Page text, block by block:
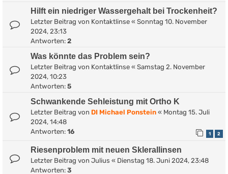
Hilft ein niedriger Wassergehalt bei Trockenheit?
Letzter Beitrag von Kontaktlinse « Sonntag 10. November
2024, 23:13
Antworten: 2
Was könnte das Problem sein?
Letzter Beitrag von Kontaktlinse « Samstag 2. November
2024, 10:23
Antworten: 5
Schwankende Sehleistung mit Ortho K
Letzter Beitrag von DI Michael Ponstein « Montag 15. Juli
2024, 14:48
Antworten: 16 1 2
Riesenproblem mit neuen Sklerallinsen
Letzter Beitrag von Julius « Dienstag 18. Juni 2024, 23:48
Antworten: 3